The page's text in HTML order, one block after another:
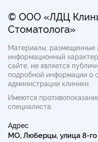
© ООО «ЛДЦ
Стоматолога»
Материалы, размещенные
информационный
сайте, не является
подробной информации о
администрации клиники.
Имеются
специалиста.
Адрес
МО, Люберцы, улица 8-